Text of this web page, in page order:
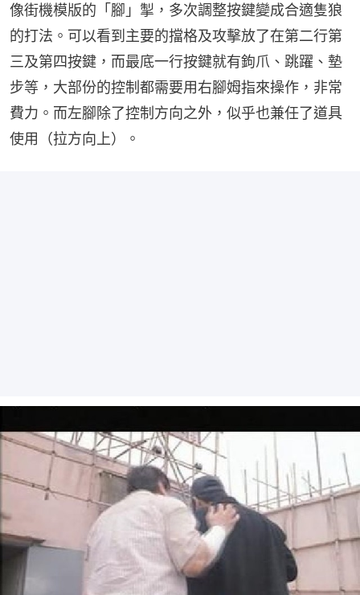
像街機模版的「腳」掣，多次調整按鍵變成合適隻狼
的打法。可以看到主要的擋格及攻擊放了在第二行第
三及第四按鍵，而最底一行按鍵就有鉤爪、跳躍、墊
步等，大部份的控制都需要用右腳姆指來操作，非常
費力。而左腳除了控制方向之外，似乎也兼任了道具
使用（拉方向上）。